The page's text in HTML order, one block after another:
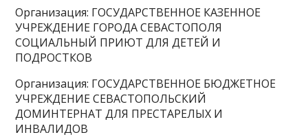
Организация: ГОСУДАРСТВЕННОЕ КАЗЕННОЕ
УЧРЕЖДЕНИЕ ГОРОДА СЕВАСТОПОЛЯ
СОЦИАЛЬНЫЙ ПРИЮТ ДЛЯ ДЕТЕЙ И
ПОДРОСТКОВ
Организация: ГОСУДАРСТВЕННОЕ БЮДЖЕТНОЕ
УЧРЕЖДЕНИЕ СЕВАСТОПОЛЬСКИЙ
ДОМИНТЕРНАТ ДЛЯ ПРЕСТАРЕЛЫХ И
ИНВАЛИДОВ